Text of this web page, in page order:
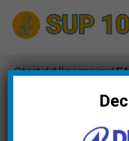
Zum
Inhalt
Start/Allgemein/